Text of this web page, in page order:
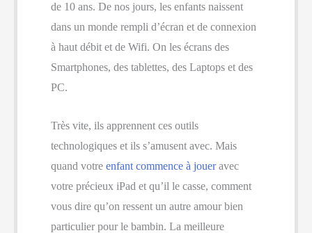
de 10 ans. De nos jours, les enfants naissent
dans un monde rempli d’écran et de connexion
à haut débit et de Wifi. On les écrans des
Smartphones, des tablettes, des Laptops et des
PC.
Très vite, ils apprennent ces outils
technologiques et ils s’amusent avec. Mais
quand votre enfant commence à joueravec
votre précieux iPad et qu’il le casse, comment
vous dire qu’on ressent un autre amour bien
particulier pour le bambin. La meilleure